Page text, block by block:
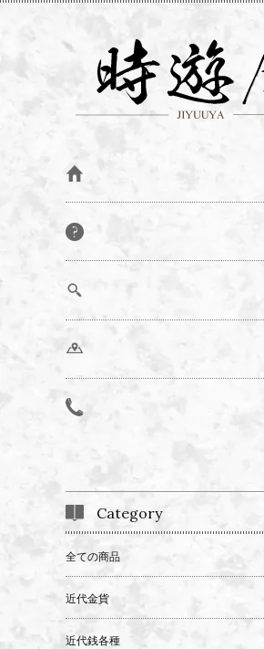
Category
全ての商品
近代金貨
近代銭各種